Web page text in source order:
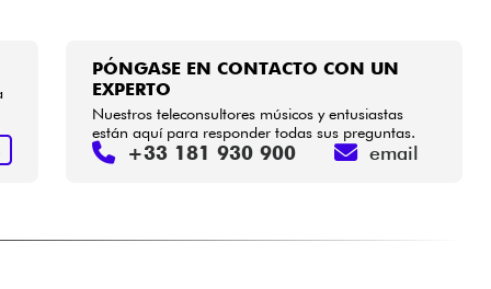
PÓNGASE EN CONTACTO CON UN
EXPERTO
Nuestros teleconsultores músicos y entusiastas
están aquí para responder todas sus preguntas.
+33 181 930 900 email